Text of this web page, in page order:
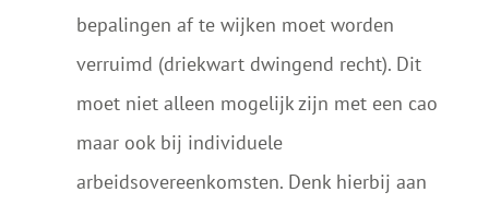
bepalingen af te wijken moet worden
verruimd (driekwart dwingend recht). Dit
moet niet alleen mogelijk zijn met een cao
maar ook bij individuele
arbeidsovereenkomsten. Denk hierbij aan